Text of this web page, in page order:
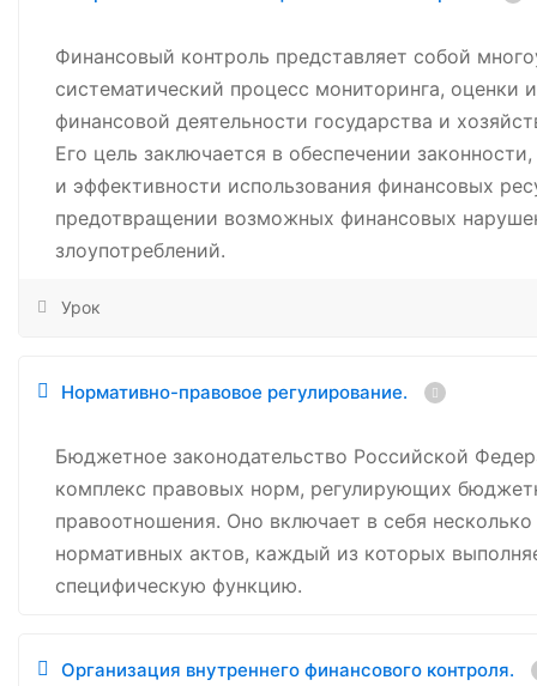
Финансовый контроль представляет собой
систематический процесс мониторинга, оценки
финансовой деятельности государства и
Его цель заключается в обеспечении
и эффективности использования финансовых
предотвращении возможных финансовых
злоупотреблений.
Урок
Нормативно-правовое регулирование.
Бюджетное законодательство Российской
комплекс правовых норм, регулирующих
правоотношения. Оно включает в себя
нормативных актов, каждый из которых
специфическую функцию.
Организация внутреннего финансового контроля.